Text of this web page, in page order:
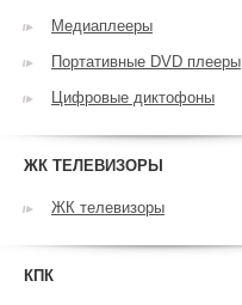
Медиаплееры
Портативные DVD плееры
Цифровые диктофоны
ЖК ТЕЛЕВИЗОРЫ
ЖК телевизоры
КПК